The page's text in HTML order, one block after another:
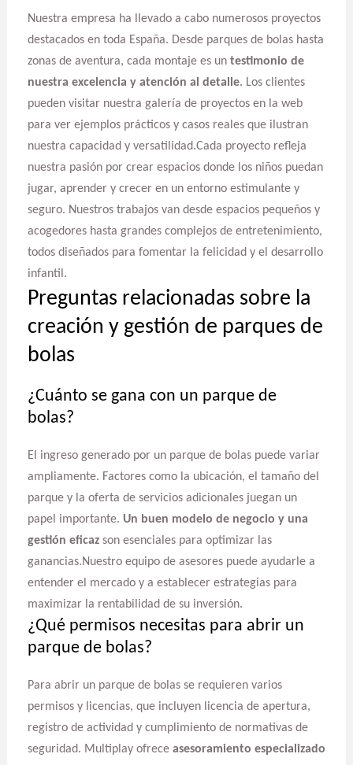
Nuestra empresa ha llevado a cabo numerosos proyectos
destacados en toda España. Desde parques de bolas hasta
zonas de aventura, cada montaje es un testimonio de
nuestra excelencia y atención al detalle. Los clientes
pueden visitar nuestra galería de proyectos en la web
para ver ejemplos prácticos y casos reales que ilustran
nuestra capacidad y versatilidad.Cada proyecto refleja
nuestra pasión por crear espacios donde los niños puedan
jugar, aprender y crecer en un entorno estimulante y
seguro. Nuestros trabajos van desde espacios pequeños y
acogedores hasta grandes complejos de entretenimiento,
todos diseñados para fomentar la felicidad y el desarrollo
infantil.
Preguntas relacionadas sobre la
creación y gestión de parques de
bolas
¿Cuánto se gana con un parque de
bolas?
El ingreso generado por un parque de bolas puede variar
ampliamente. Factores como la ubicación, el tamaño del
parque y la oferta de servicios adicionales juegan un
papel importante. Un buen modelo de negocio y una
gestión eficazson esenciales para optimizar las
ganancias.Nuestro equipo de asesores puede ayudarle a
entender el mercado y a establecer estrategias para
maximizar la rentabilidad de su inversión.
¿Qué permisos necesitas para abrir un
parque de bolas?
Para abrir un parque de bolas se requieren varios
permisos y licencias, que incluyen licencia de apertura,
registro de actividad y cumplimiento de normativas de
seguridad. Multiplay ofrece asesoramiento especializado